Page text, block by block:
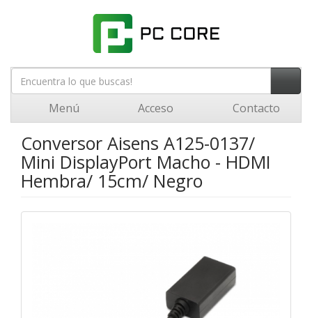
Menú Acceso Contacto
Conversor Aisens A125-0137/
Mini DisplayPort Macho - HDMI
Hembra/ 15cm/ Negro